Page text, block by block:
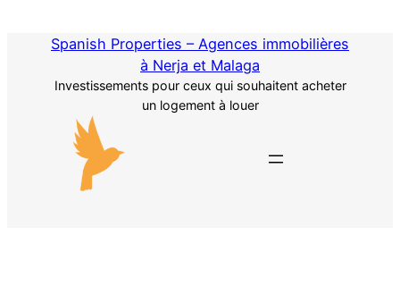
Spanish Properties – Agences immobilières
à Nerja et Malaga
Investissements pour ceux qui souhaitent acheter
un logement à louer